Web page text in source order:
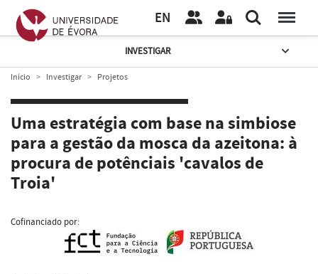
EN
INVESTIGAR
Início Investigar Projetos
Uma estratégia com base na simbiose
para a gestão da mosca da azeitona: à
procura de potênciais 'cavalos de
Troia'
Cofinanciado por: